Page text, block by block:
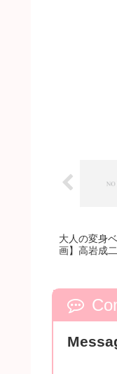
大人の変身
画】高岩成